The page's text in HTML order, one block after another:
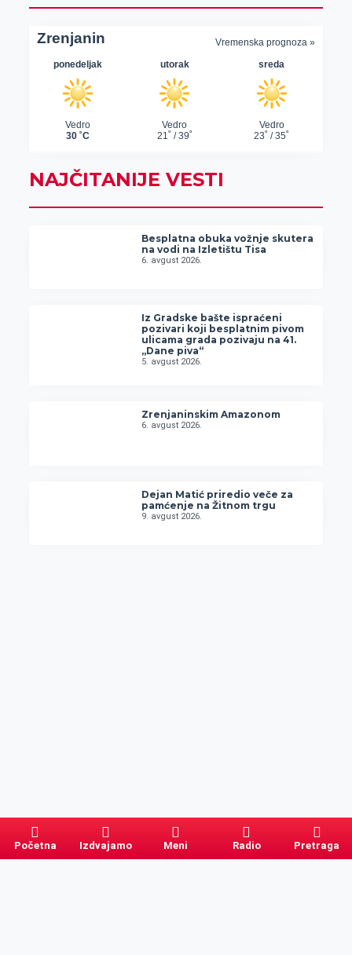
NAJČITANIJE VESTI
Besplatna obuka vožnje skutera
na vodi na Izletištu Tisa
6. avgust 2026.
Iz Gradske bašte ispraćeni
pozivari koji besplatnim pivom
ulicama grada pozivaju na 41.
„Dane piva“
5. avgust 2026.
Zrenjaninskim Amazonom
6. avgust 2026.
Dejan Matić priredio veče za
pamćenje na Žitnom trgu
9. avgust 2026.
Početna Izdvajamo Meni Radio Pretraga